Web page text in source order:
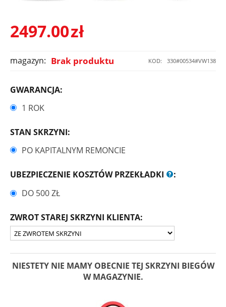
2497.00zł
KOD: 330#00534#VW138
magazyn: Brak produktu
GWARANCJA:
1 ROK
STAN SKRZYNI:
PO KAPITALNYM REMONCIE
UBEZPIECZENIE KOSZTÓW PRZEKŁADKI
:
DO 500 ZŁ
ZWROT STAREJ SKRZYNI KLIENTA:
NIESTETY NIE MAMY OBECNIE TEJ SKRZYNI BIEGÓW
W MAGAZYNIE.